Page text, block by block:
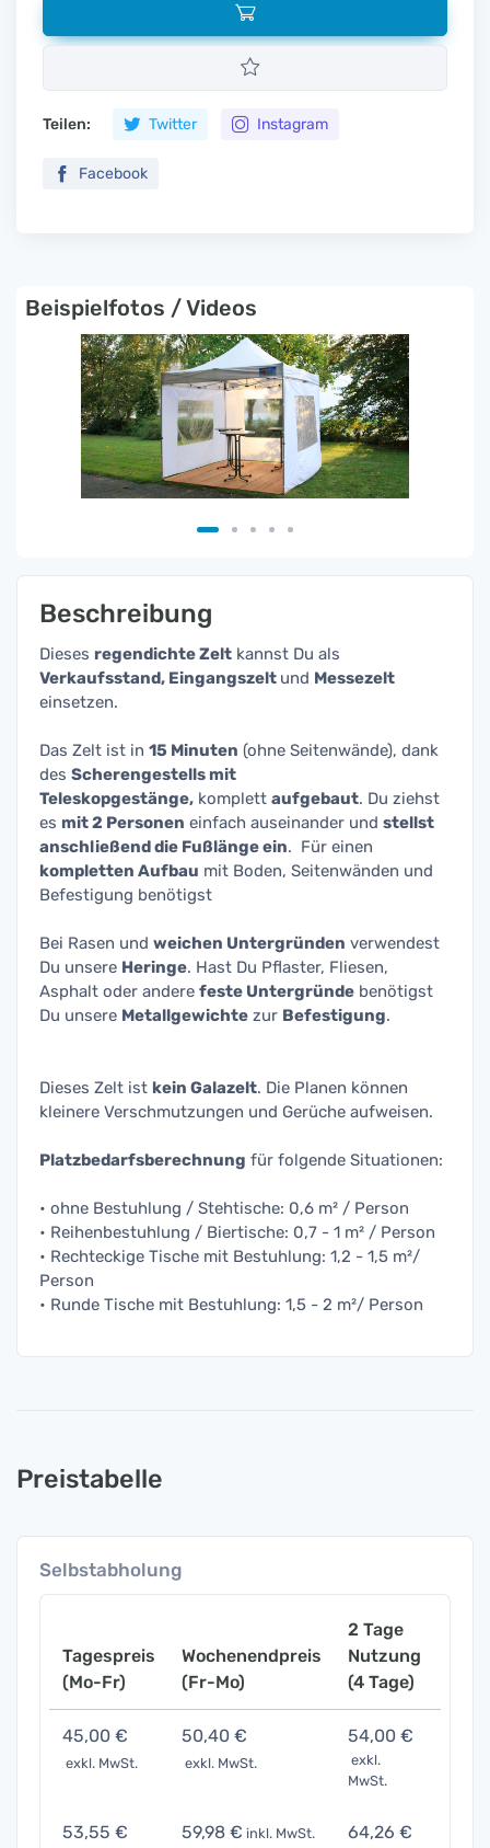
Teilen: Twitter Instagram
Facebook
Beispielfotos / Videos
Beschreibung
Dieses regendichte Zelt kannst Du als
Verkaufsstand, Eingangszelt und Messezelt
einsetzen.
Das Zelt ist in 15 Minuten (ohne Seitenwände), dank
des Scherengestells mit
Teleskopgestänge, komplett aufgebaut. Du ziehst
es mit 2 Personen einfach auseinander und stellst
anschließend die Fußlänge ein. Für einen
kompletten Aufbau mit Boden, Seitenwänden und
Befestigung benötigst
Bei Rasen und weichen Untergründen verwendest
Du unsere Heringe. Hast Du Pflaster, Fliesen,
Asphalt oder andere feste Untergründe benötigst
Du unsere Metallgewichte zur Befestigung.
Dieses Zelt ist kein Galazelt. Die Planen können
kleinere Verschmutzungen und Gerüche aufweisen.
Platzbedarfsberechnung für folgende Situationen:
• ohne Bestuhlung / Stehtische: 0,6 m² / Person
• Reihenbestuhlung / Biertische: 0,7 - 1 m² / Person
• Rechteckige Tische mit Bestuhlung: 1,2 - 1,5 m²/
Person
• Runde Tische mit Bestuhlung: 1,5 - 2 m²/ Person
Preistabelle
Selbstabholung
Tagespreis
(Mo-Fr)
Wochenendpreis
(Fr-Mo)
2 Tage
Nutzung
(4 Tage)
45,00 €
exkl. MwSt.
50,40 €
exkl. MwSt.
54,00 €
exkl.
MwSt.
53,55 € 59,98 € inkl. MwSt. 64,26 €